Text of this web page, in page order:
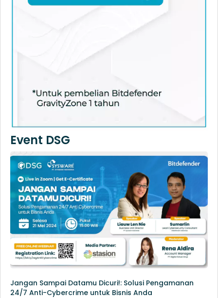
Event DSG
Jangan Sampai Datamu Dicuri!: Solusi Pengamanan
24/7 Anti-Cybercrime untuk Bisnis Anda